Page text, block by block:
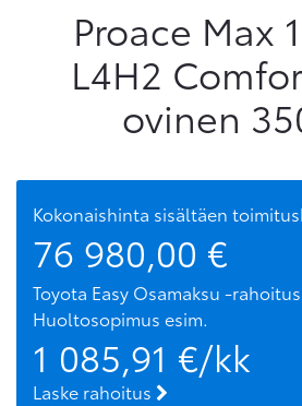
Proace Max
L4H2
ovinen
Kokonaishinta sisältäen
76 980,00 €
Toyota Easy Osamaksu -
Huoltosopimus esim.
1 085,91 €/kk
Laske rahoitus